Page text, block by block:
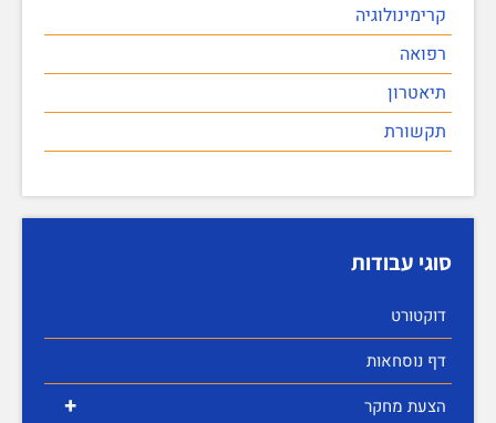
קרימינולוגיה
רפואה
תיאטרון
תקשורת
סוגי עבודות
דוקטורט
דף נוסחאות
+ הצעת מחקר